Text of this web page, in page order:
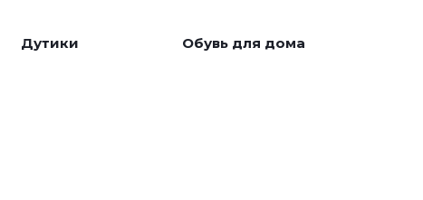
Дутики Обувь для дома